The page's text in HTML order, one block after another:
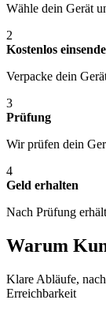
Wähle dein Gerät
2
Kostenlos
Verpacke dein
3
Prüfung
Wir prüfen dein
4
Geld erhalten
Nach Prüfung
Warum
Klare Abläufe,
Erreichbarkeit